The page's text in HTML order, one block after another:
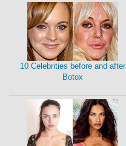
10 Celebrities before and after
Botox